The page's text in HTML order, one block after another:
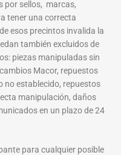
por sellos, marcas,
tener una correcta
esos precintos invalida la
también excluidos de
piezas manipuladas sin
Macor, repuestos
no establecido, repuestos
manipulación, daños
en un plazo de 24
para cualquier posible